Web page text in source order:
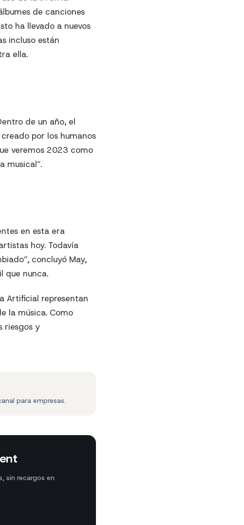
de canciones
ha llevado a nuevos
incluso están
ella.
de un año, el
por los humanos
veremos 2023 como
musical”.
en esta era
hoy. Todavía
concluyó May,
que nunca.
Artificial representan
la música. Como
riesgos y
para empresas.
sin recargos en